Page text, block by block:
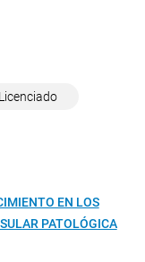
Licenciado
EN LOS
PATOLÓGICA